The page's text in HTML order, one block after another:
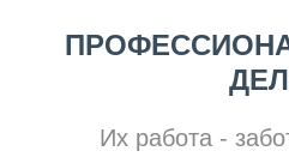
Их работа -